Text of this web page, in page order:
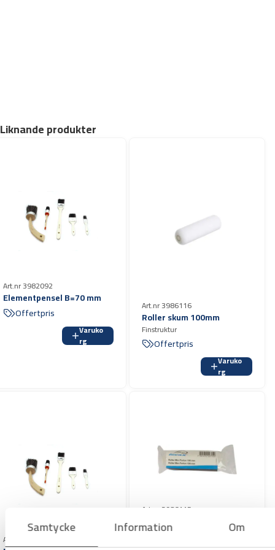
Samtycke Information Om
Liknande produkter
Art.nr 3982092
Elementpensel B=70 mm
Offertpris
Varuko
rg
Art.nr 3986116
Roller skum 100mm
Finstruktur
Offertpris
Varuko
rg
Art.nr 3982095
Art.nr 3986115
Roller 100mm